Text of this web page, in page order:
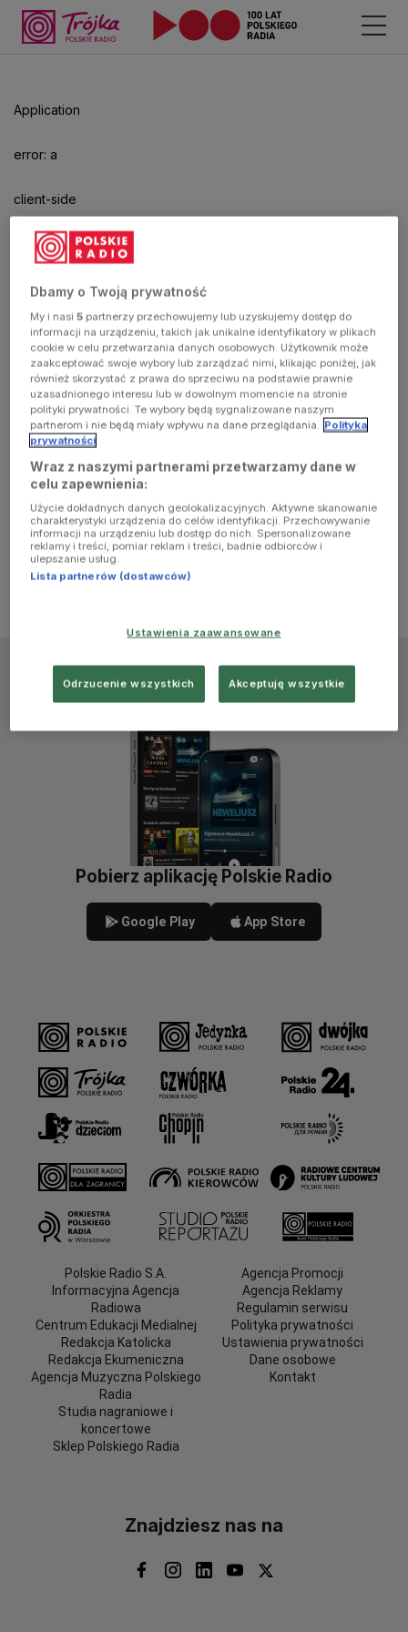
Application
error: a
client-side
exception
has
occurred
(see the
browser
console for
more
information)
aby
odtwarzać.
Pobierz aplikację Polskie Radio
Google Play App Store
Polskie Radio S.A.
Informacyjna Agencja
Radiowa
Centrum Edukacji Medialnej
Redakcja Katolicka
Redakcja Ekumeniczna
Agencja Muzyczna Polskiego
Radia
Studia nagraniowe i
koncertowe
Sklep Polskiego Radia
Agencja Promocji
Agencja Reklamy
Regulamin serwisu
Polityka prywatności
Ustawienia prywatności
Dane osobowe
Kontakt
Znajdziesz nas na
Dbamy o Twoją prywatność
My i nasi5 partnerzy przechowujemy lub uzyskujemy dostęp do
informacji na urządzeniu, takich jak unikalne identyfikatory w plikach
cookie w celu przetwarzania danych osobowych. Użytkownik może
zaakceptować swoje wybory lub zarządzać nimi, klikając poniżej, jak
również skorzystać z prawa do sprzeciwu na podstawie prawnie
uzasadnionego interesu lub w dowolnym momencie na stronie
polityki prywatności. Te wybory będą sygnalizowane naszym
partnerom i nie będą miały wpływu na dane przeglądania. Polityka
prywatności
Wraz z naszymi partnerami przetwarzamy dane w
celu zapewnienia:
Użycie dokładnych danych geolokalizacyjnych. Aktywne skanowanie
charakterystyki urządzenia do celów identyfikacji. Przechowywanie
informacji na urządzeniu lub dostęp do nich. Spersonalizowane
reklamy i treści, pomiar reklam i treści, badnie odbiorców i
ulepszanie usług.
Lista partnerów (dostawców)
Ustawienia zaawansowane
Odrzucenie wszystkich Akceptuję wszystkie